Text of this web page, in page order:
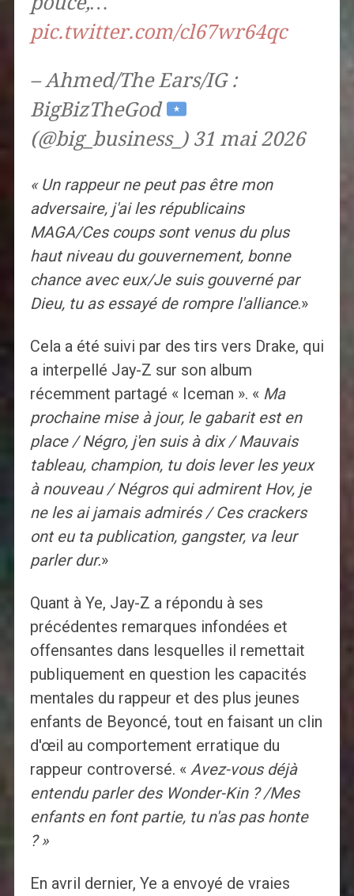
pic.twitter.com/cl67wr64qc
– Ahmed/The Ears/IG :
BigBizTheGod
(@big_business_) 31 mai 2026
« Un rappeur ne peut pas être mon
adversaire, j'ai les républicains
MAGA/Ces coups sont venus du plus
haut niveau du gouvernement, bonne
chance avec eux/Je suis gouverné par
Dieu, tu as essayé de rompre l'alliance.»
Cela a été suivi par des tirs vers Drake, qui
a interpellé Jay-Z sur son album
récemment partagé « Iceman ». « Ma
prochaine mise à jour, le gabarit est en
place / Négro, j'en suis à dix / Mauvais
tableau, champion, tu dois lever les yeux
à nouveau / Négros qui admirent Hov, je
ne les ai jamais admirés / Ces crackers
ont eu ta publication, gangster, va leur
parler dur.»
Quant à Ye, Jay-Z a répondu à ses
précédentes remarques infondées et
offensantes dans lesquelles il remettait
publiquement en question les capacités
mentales du rappeur et des plus jeunes
enfants de Beyoncé, tout en faisant un clin
d'œil au comportement erratique du
rappeur controversé. « Avez-vous déjà
entendu parler des Wonder-Kin ? /Mes
enfants en font partie, tu n'as pas honte
? »
En avril dernier, Ye a envoyé de vraies